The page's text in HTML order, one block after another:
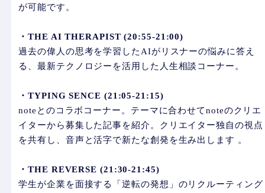
が可能です。
・THE AI THERAPIST (20:55-21:00)
過去の偉人の思考を学習したAIがリスナーの悩みに答え
る、最新テクノロジーを活用した人生相談コーナー。
・TYPING SENCE (21:05-21:15)
noteとのコラボコーナー。テーマに合わせてnoteのクリエ
イターから募集した記事を紹介。クリエイター独自の視点
を共有し、音声と活字で新たな創発を生み出します 。
・THE REVERSE (21:30-21:45)
学生が企業を面接する「逆転の発想」のリクルーティング